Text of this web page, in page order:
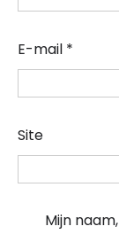
E-mail *
Site
Mijn